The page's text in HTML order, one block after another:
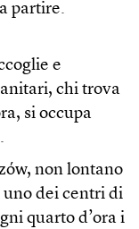
partire.
e
chi trova
si occupa
non lontano
uno dei centri di
quarto d’ora i